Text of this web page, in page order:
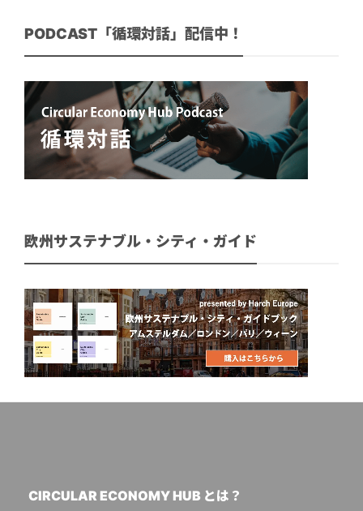
PODCAST「循環対話」配信中！
欧州サステナブル・シティ・ガイド
CIRCULAR ECONOMY HUB とは？